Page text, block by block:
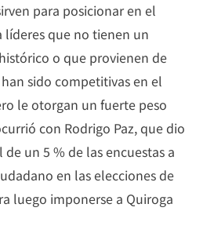
para posicionar en el
que no tienen un
o que provienen de
sido competitivas en el
le otorgan un fuerte peso
con Rodrigo Paz, que dio
un 5 % de las encuestas a
en las elecciones de
luego imponerse a Quiroga